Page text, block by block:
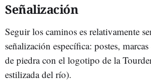
Señalización
Seguir los caminos es relativamente
señalización específica: postes,
de piedra con el logotipo de la
estilizada del río).